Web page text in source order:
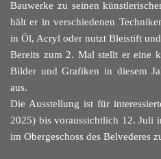
Bauwerke zu seinen
hält er in verschiedenen
in Öl, Acryl oder nutzt Bleistift
Bereits zum 2. Mal stellt er eine
Bilder und Grafiken in diesem
aus.
Die Ausstellung ist für
2025) bis voraussichtlich 12. Juli
im Obergeschoss des Belvederes